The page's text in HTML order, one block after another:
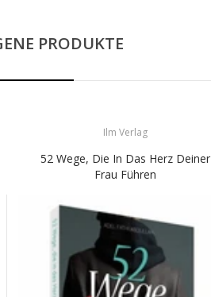
PRODUKTE
Ilm Verlag
52 Wege, Die In Das Herz Deiner
Frau Führen